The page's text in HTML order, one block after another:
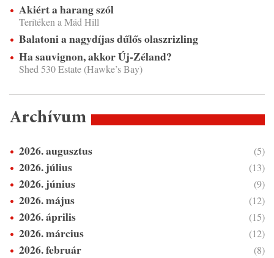
Akiért a harang szól
Terítéken a Mád Hill
Balatoni a nagydíjas dűlős olaszrizling
Ha sauvignon, akkor Új-Zéland?
Shed 530 Estate (Hawke’s Bay)
Archívum
2026. augusztus (5)
2026. július (13)
2026. június (9)
2026. május (12)
2026. április (15)
2026. március (12)
2026. február (8)